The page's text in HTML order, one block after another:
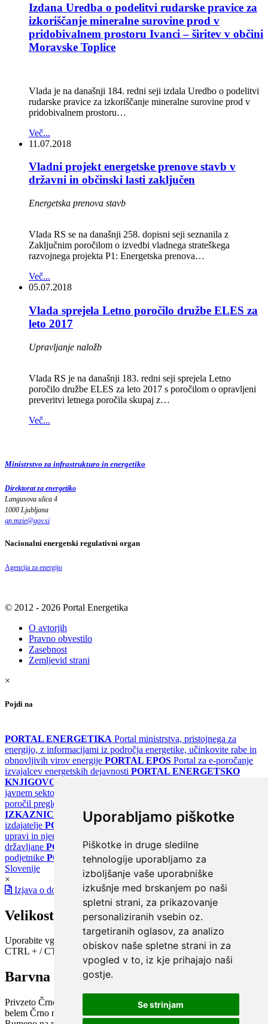
Uporabljamo piškotke
Piškotke in druge sledilne
tehnologije uporabljamo za
izboljšanje vaše uporabniške
izkušnje med brskanjem po naši
spletni strani, za prikazovanje
personaliziranih vsebin oz.
targetiranih oglasov, za analizo
obiskov naše spletne strani in za
vpogled v to, iz kje prihajajo naši
gostje.
Se strinjam
Izdana Uredba o podelitvi rudarske pravice za
izkoriščanje mineralne surovine prod v
pridobivalnem prostoru Ivanci – širitev v občini
Moravske Toplice
Vlada je na današnji 184. redni seji izdala Uredbo o podelitvi
rudarske pravice za izkoriščanje mineralne surovine prod v
pridobivalnem prostoru…
Več...
11.07.2018
Vladni projekt energetske prenove stavb v
državni in občinski lasti zaključen
Energetska prenova stavb
Vlada RS se na današnji 258. dopisni seji seznanila z
Zaključnim poročilom o izvedbi vladnega strateškega
razvojnega projekta P1: Energetska prenova…
Več...
05.07.2018
Vlada sprejela Letno poročilo družbe ELES za
leto 2017
Upravljanje naložb
Vlada RS je na današnji 183. redni seji sprejela Letno
poročilo družbe ELES za leto 2017 s poročilom o opravljeni
preveritvi letnega poročila skupaj z…
Več...
Ministrstvo za infrastrukturo in energetiko
Direktorat za energetiko
Langusova ulica 4
1000 Ljubljana
gp.mzie@gov.si
Nacionalni energetski regulativni organ
Agencija za energijo
© 2012 - 2026 Portal Energetika
O avtorjih
Pravno obvestilo
Zasebnost
Zemljevid strani
×
Pojdi na
PORTAL ENERGETIKA Portal ministrstva, pristojnega za
energijo, z informacijami iz področja energetike, učinkovite rabe in
obnovljivih virov energije PORTAL EPOS Portal za e-poročanje
izvajalcev energetskih dejavnosti PORTAL ENERGETSKO
KNJIGOVODSTVO
javnem sektorju
poročil pregledov klimatskih sistemov
IZKAZNICE
Register energetskih izkaznic - za izdelovalce in
izdajatelje PORTAL GOV.SI Osrednje spletno mesto o državni
upravi in njenih storitvah
državljane PORTAL SPOT Državni portal za podjetja in
podjetnike PORTAL OPSI Državni portal odprtih podatkov
Slovenije
×
Izjava o dostopnosti
Velikost pisave
Uporabite vgrajeno funkcijo brskalnika
CTRL + / CTRL -
Barvna shema
Privzeto Črno na belem Belo na črnem Črno na bež
belem Črno na zelenem
Modro na rumenem